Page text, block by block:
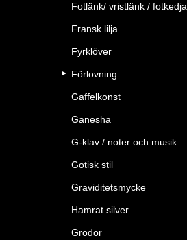
Fotlänk/ vristlänk / fotkedja
Fransk lilja
Fyrklöver
Förlovning
Gaffelkonst
Ganesha
G-klav / noter och musik
Gotisk stil
Graviditetsmycke
Hamrat silver
Grodor